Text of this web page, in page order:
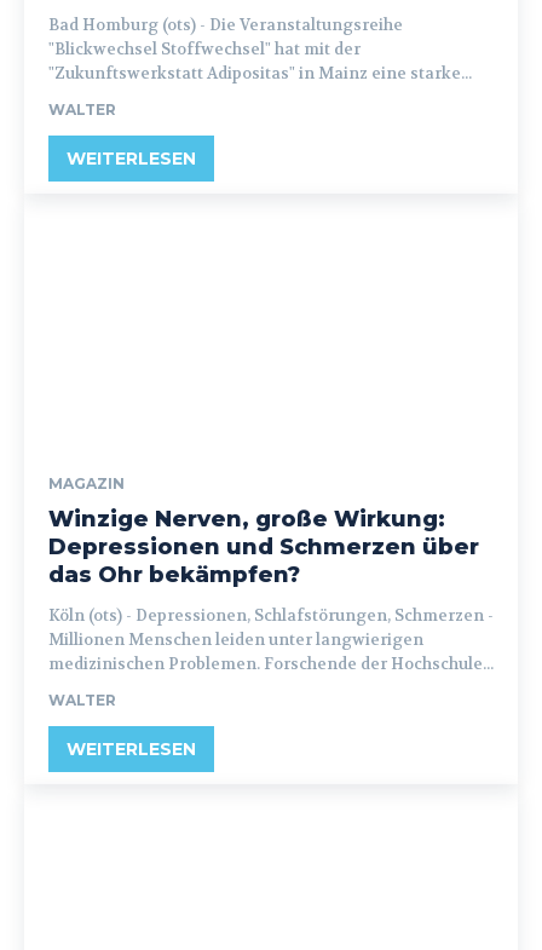
Bad Homburg (ots) - Die Veranstaltungsreihe
"Blickwechsel Stoffwechsel" hat mit der
"Zukunftswerkstatt Adipositas" in Mainz eine starke...
WALTER
WEITERLESEN
MAGAZIN
Winzige Nerven, große Wirkung:
Depressionen und Schmerzen über
das Ohr bekämpfen?
Köln (ots) - Depressionen, Schlafstörungen, Schmerzen -
Millionen Menschen leiden unter langwierigen
medizinischen Problemen. Forschende der Hochschule...
WALTER
WEITERLESEN